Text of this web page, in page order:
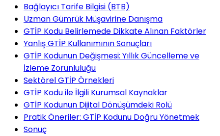
Bağlayıcı Tarife Bilgisi (BTB)
Uzman Gümrük Müşavirine Danışma
GTİP Kodu Belirlemede Dikkate Alınan Faktörler
Yanlış GTİP Kullanımının Sonuçları
GTİP Kodunun Değişmesi: Yıllık Güncelleme ve
İzleme Zorunluluğu
Sektörel GTİP Örnekleri
GTİP Kodu ile İlgili Kurumsal Kaynaklar
GTİP Kodunun Dijital Dönüşümdeki Rolü
Pratik Öneriler: GTİP Kodunu Doğru Yönetmek
Sonuç